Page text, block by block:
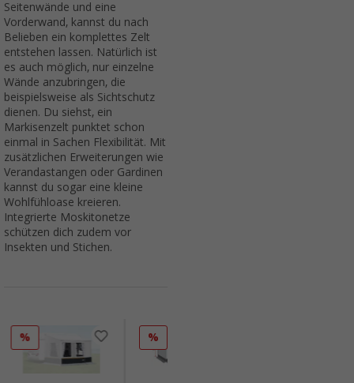
Seitenwände und eine
Vorderwand, kannst du nach
Belieben ein komplettes Zelt
entstehen lassen. Natürlich ist
es auch möglich, nur einzelne
Wände anzubringen, die
beispielsweise als Sichtschutz
dienen. Du siehst, ein
Markisenzelt punktet schon
einmal in Sachen Flexibilität. Mit
zusätzlichen Erweiterungen wie
Verandastangen oder Gardinen
kannst du sogar eine kleine
Wohlfühloase kreieren.
Integrierte Moskitonetze
schützen dich zudem vor
Insekten und Stichen.
% %